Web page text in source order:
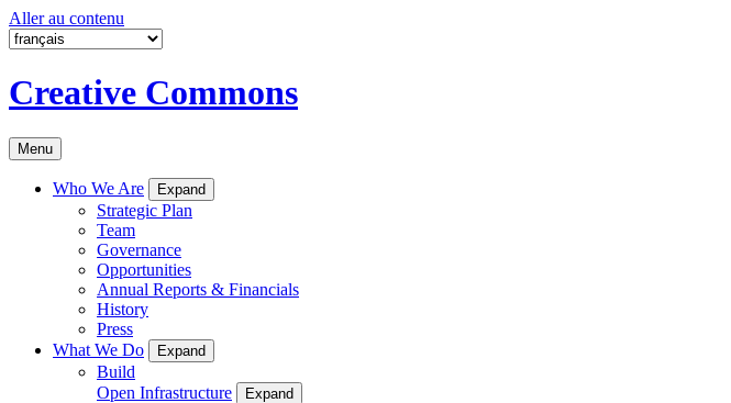
Aller au contenu
Creative Commons
Menu
Who We Are Expand
Strategic Plan
Team
Governance
Opportunities
Annual Reports & Financials
History
Press
What We Do
Expand
Build
Open Infrastructure
Expand